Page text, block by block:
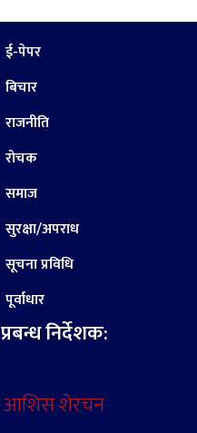
ई-पेपर
बिचार
राजनीति
रोचक
समाज
सुरक्षा/अपराध
सूचना प्रविधि
पूर्वाधार
प्रबन्ध निर्देशक:
आशिस शेरचन